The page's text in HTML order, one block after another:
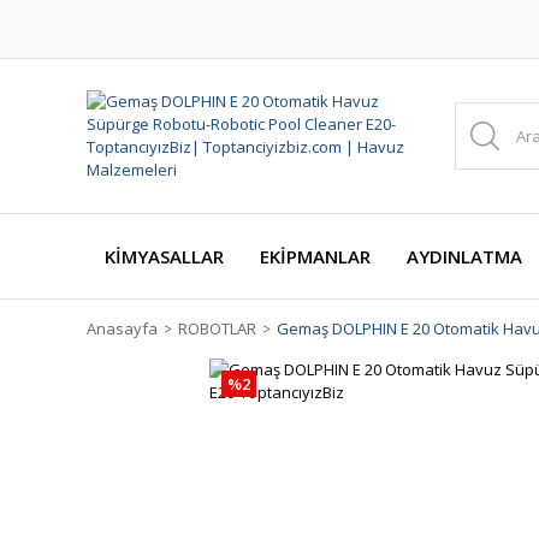
KİMYASALLAR EKİPMANLAR AYDINLATMA
Anasayfa ROBOTLAR Gemaş DOLPHIN E 20 Otomatik
%2